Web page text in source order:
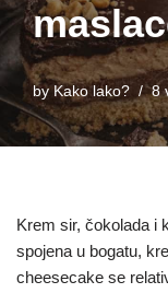
by Kako lako? 8
Krem sir, čokolada i
spojena u bogatu,
cheesecake se